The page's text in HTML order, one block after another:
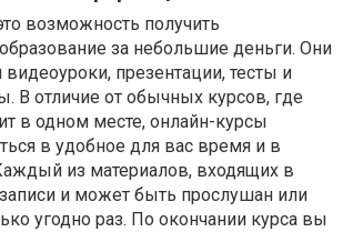
возможность получить
за небольшие деньги. Они
презентации, тесты и
В отличие от обычных курсов, где
в одном месте, онлайн-курсы
в удобное для вас время и в
из материалов, входящих в
и может быть прослушан или
угодно раз. По окончании курса вы